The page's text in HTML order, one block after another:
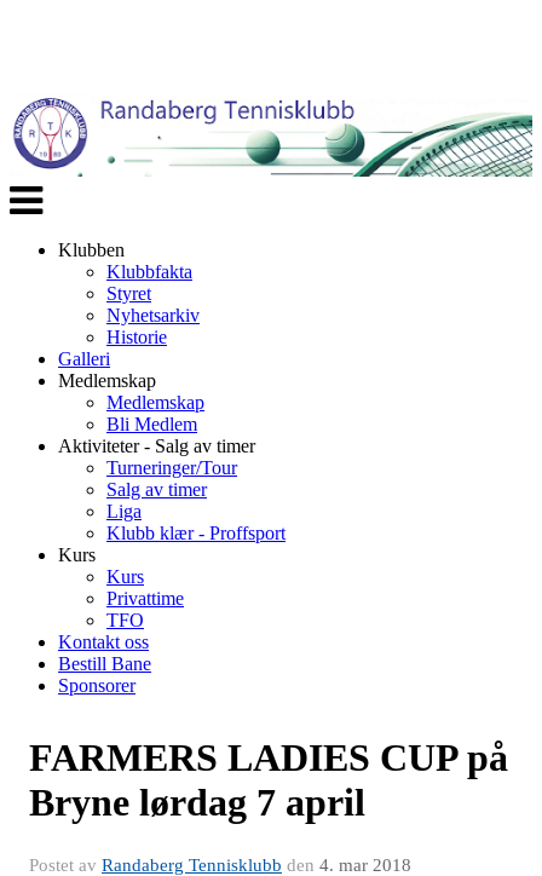
Veksle
navigasjon
Klubben
Klubbfakta
Styret
Nyhetsarkiv
Historie
Galleri
Medlemskap
Medlemskap
Bli Medlem
Aktiviteter - Salg av timer
Turneringer/Tour
Salg av timer
Liga
Klubb klær - Proffsport
Kurs
Kurs
Privattime
TFO
Kontakt oss
Bestill Bane
Sponsorer
FARMERS LADIES CUP på
Bryne lørdag 7 april
Postet av Randaberg Tennisklubb den 4. mar 2018